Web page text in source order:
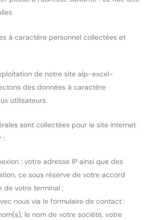
à caractère personnel collectées et
de notre site alp-excel-
des données à caractère
utilisateurs.
sont collectées pour le site internet
:
: votre adresse IP ainsi que des
ce sous réserve de votre accord
de votre terminal ;
nous via le formulaire de contact :
le nom de votre société, votre